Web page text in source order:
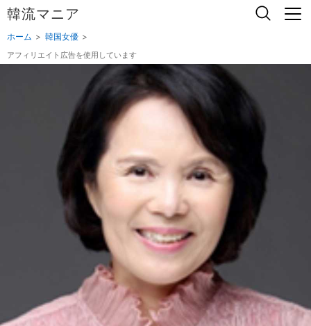
韓流マニア
ホーム 韓国女優
アフィリエイト広告を使用しています